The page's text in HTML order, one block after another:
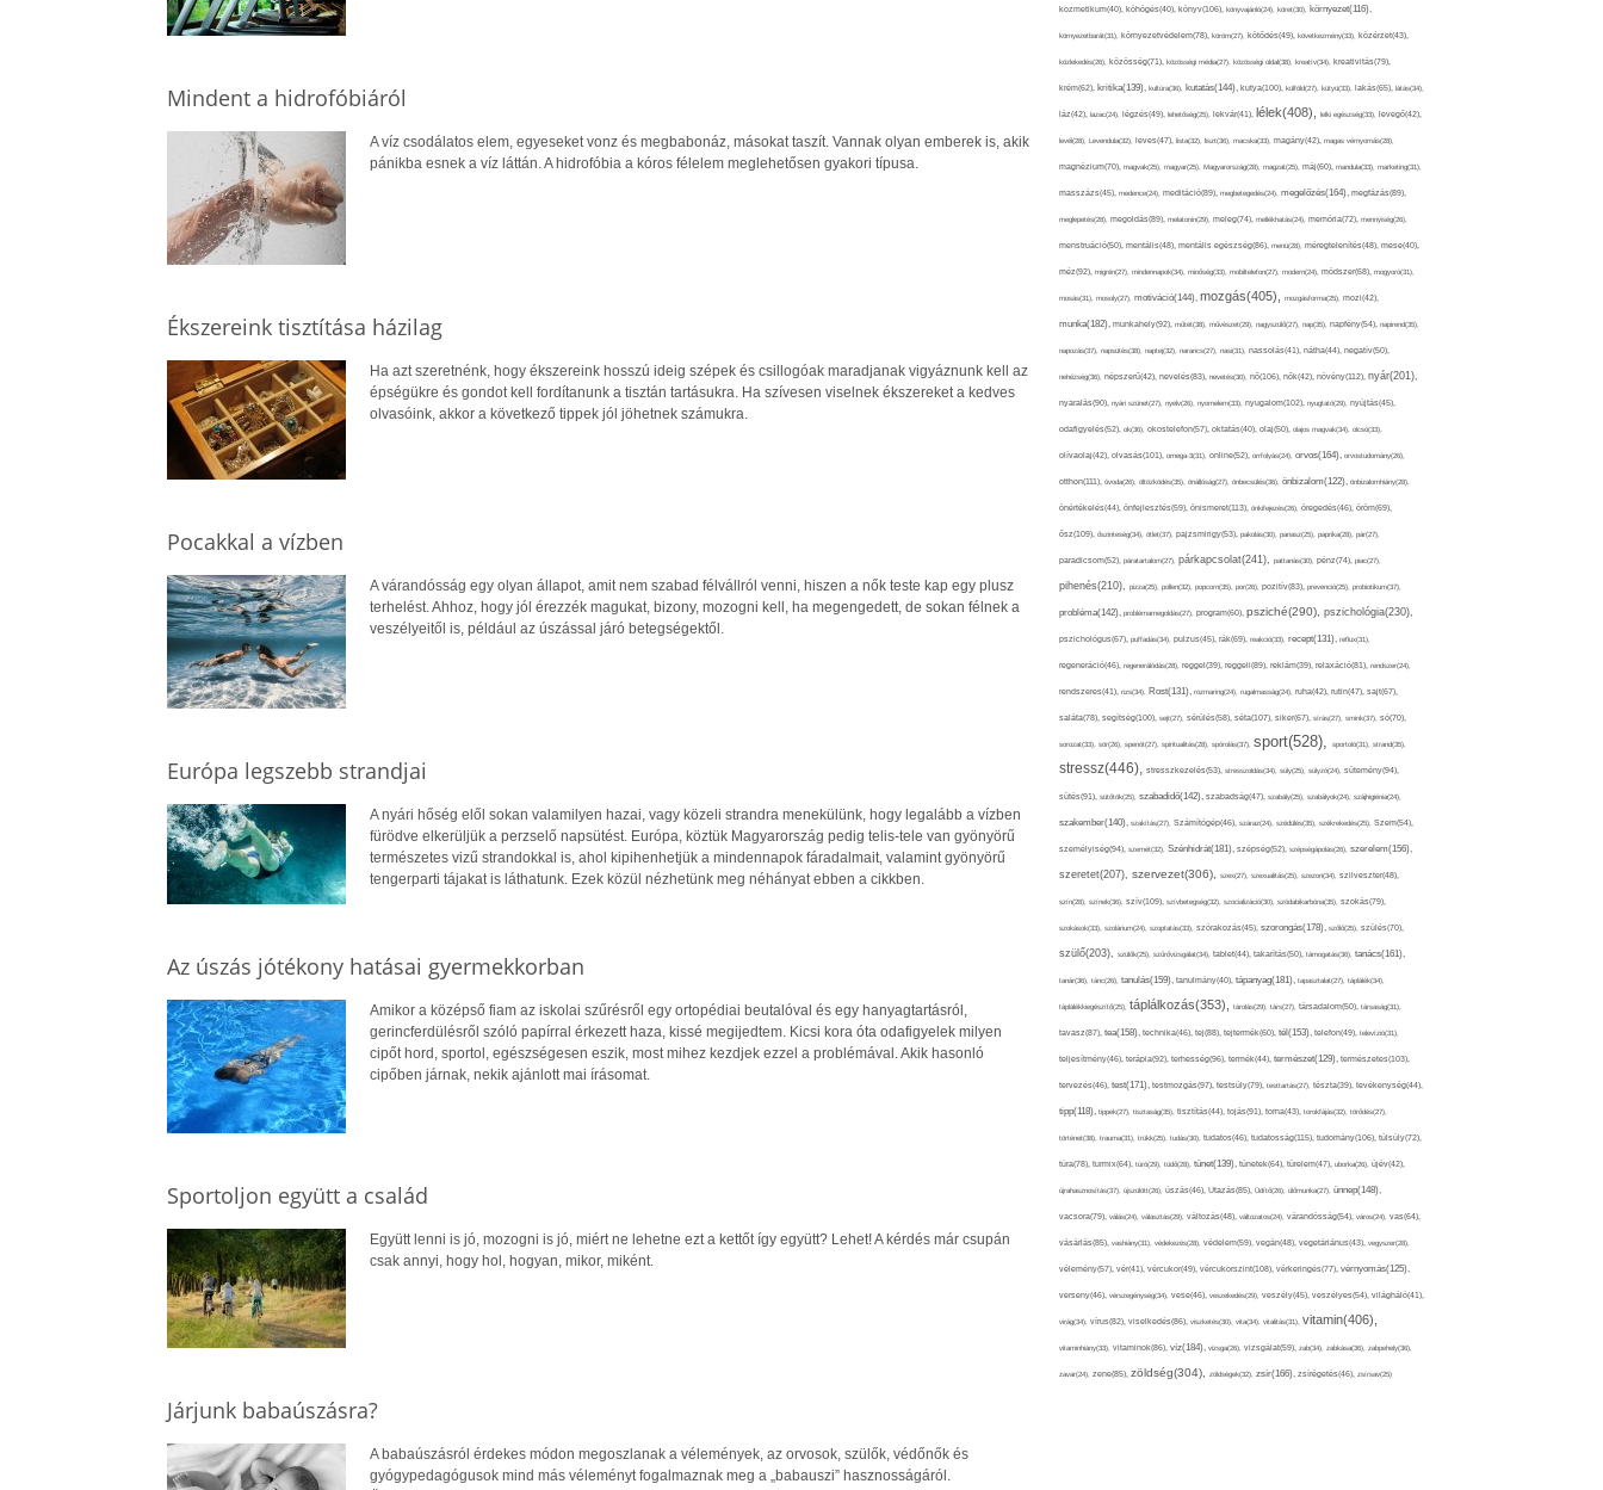
Mindent a hidrofóbiáról
A víz csodálatos elem, egyeseket vonz és megbabonáz, másokat taszít. Vannak olyan emberek is, akik
pánikba esnek a víz láttán. A hidrofóbia a kóros félelem meglehetősen gyakori típusa.
Ékszereink tisztítása házilag
Ha azt szeretnénk, hogy ékszereink hosszú ideig szépek és csillogóak maradjanak vigyáznunk kell az
épségükre és gondot kell fordítanunk a tisztán tartásukra. Ha szívesen viselnek ékszereket a kedves
olvasóink, akkor a következő tippek jól jöhetnek számukra.
Pocakkal a vízben
A várandósság egy olyan állapot, amit nem szabad félvállról venni, hiszen a nők teste kap egy plusz
terhelést. Ahhoz, hogy jól érezzék magukat, bizony, mozogni kell, ha megengedett, de sokan félnek a
veszélyeitől is, például az úszással járó betegségektől.
Európa legszebb strandjai
A nyári hőség elől sokan valamilyen hazai, vagy közeli strandra menekülünk, hogy legalább a vízben
fürödve elkerüljük a perzselő napsütést. Európa, köztük Magyarország pedig telis-tele van gyönyörű
természetes vizű strandokkal is, ahol kipihenhetjük a mindennapok fáradalmait, valamint gyönyörű
tengerparti tájakat is láthatunk. Ezek közül nézhetünk meg néhányat ebben a cikkben.
Az úszás jótékony hatásai gyermekkorban
Amikor a középső fiam az iskolai szűrésről egy ortopédiai beutalóval és egy hanyagtartásról,
gerincferdülésről szóló papírral érkezett haza, kissé megijedtem. Kicsi kora óta odafigyelek milyen
cipőt hord, sportol, egészségesen eszik, most mihez kezdjek ezzel a problémával. Akik hasonló
cipőben járnak, nekik ajánlott mai írásomat.
Sportoljon együtt a család
Együtt lenni is jó, mozogni is jó, miért ne lehetne ezt a kettőt így együtt? Lehet! A kérdés már csupán
csak annyi, hogy hol, hogyan, mikor, miként.
Járjunk babaúszásra?
A babaúszásról érdekes módon megoszlanak a vélemények, az orvosok, szülők, védőnők és
gyógypedagógusok mind más véleményt fogalmaznak meg a „babauszi” hasznosságáról.
kozmetikum(40), köhögés(40), könyv(106), könyvajánló(24), köret(30), környezet(116),
környezetbarát(31), környezetvédelem(78), köröm(27), kötődés(49), következmény(33), közérzet(43),
közlekedés(26), közösség(71), közösségi média(27), közösségi oldal(38), kreatív(34), kreativitás(79),
krém(62), kritika(139), kultúra(36), kutatás(144), kutya(100), külföld(27), kütyü(33), lakás(65), látás(34),
láz(42), lazac(24), légzés(49), lehetőség(25), lekvár(41), lélek(408), lelki egészség(33), levegő(42),
levél(28), Levendula(32), leves(47), lista(32), liszt(36), macska(33), magány(42), magas vérnyomás(28),
magnézium(70), magvak(25), magyar(25), Magyarország(28), magzat(25), máj(60), mandula(33), marketing(31),
masszázs(45), medence(24), meditáció(89), megbetegedés(24), megelőzés(164), megfázás(89),
meglepetés(28), megoldás(89), melatonin(29), meleg(74), mellékhatás(24), memória(72), mennyiség(26),
menstruáció(50), mentális(48), mentális egészség(86), menü(28), méregtelenítés(48), mese(40),
méz(92), migrén(27), mindennapok(34), minőség(33), mobiltelefon(27), modern(24), módszer(68), mogyoró(31),
mosás(31), mosoly(27), motiváció(144), mozgás(405), mozgásforma(25), mozi(42),
munka(182), munkahely(92), műtét(38), művészet(29), nagyszülő(27), nap(35), napfény(54), napirend(35),
napozás(37), napsütés(38), naptej(32), narancs(27), nasi(31), nassolás(41), nátha(44), negatív(50),
nehézség(36), népszerű(42), nevelés(83), nevetés(30), nő(106), nők(42), növény(112), nyár(201),
nyaralás(90), nyári szünet(27), nyelv(26), nyomelem(33), nyugalom(102), nyugtató(29), nyújtás(45),
odafigyelés(52), ok(36), okostelefon(57), oktatás(40), olaj(50), olajos magvak(34), olcsó(33),
olívaolaj(42), olvasás(101), omega-3(31), online(52), orrfolyás(24), orvos(164), orvostudomány(26),
otthon(111), óvoda(26), öltözködés(35), önállóság(27), önbecsülés(36), önbizalom(122), önbizalomhiány(28),
önértékelés(44), önfejlesztés(59), önismeret(113), önkifejezés(26), öregedés(46), öröm(69),
ősz(109), őszinteség(34), ötlet(37), pajzsmirigy(53), pakolás(30), panasz(25), paprika(28), pár(27),
paradicsom(52), páratartalom(27), párkapcsolat(241), pattanás(30), pénz(74), piac(27),
pihenés(210), pizza(25), pollen(32), popcorn(35), por(26), pozitív(83), prevenció(25), probiotikum(37),
probléma(142), problémamegoldás(27), program(60), psziché(290), pszichológia(230),
pszichológus(67), puffadás(34), pulzus(45), rák(69), reakció(33), recept(131), reflux(31),
regeneráció(46), regenerálódás(28), reggel(39), reggeli(89), reklám(39), relaxáció(81), rendszer(24),
rendszeres(41), rizs(34), Rost(131), rozmaring(24), rugalmasság(24), ruha(42), rutin(47), sajt(67),
saláta(78), segítség(100), sejt(27), sérülés(58), séta(107), siker(67), sírás(27), smink(37), só(70),
sorozat(33), sör(26), spenót(27), spiritualitás(28), spórolás(37), sport(528), sportoló(31), strand(35),
stressz(446), stresszkezelés(53), stresszoldás(34), súly(25), súlyzó(24), sütemény(94),
sütés(91), sütőtök(25), szabadidő(142), szabadság(47), szabály(25), szabályok(24), szájhigiénia(24),
szakember(140), szakítás(27), Számítógép(46), száraz(24), szédülés(35), székrekedés(25), Szem(54),
személyiség(94), szemét(32), Szénhidrát(181), szépség(52), szépségápolás(26), szerelem(156),
szeretet(207), szervezet(306), szex(27), szexualitás(25), szezon(34), szilveszter(48),
szín(28), színek(36), szív(109), szívbetegség(32), szocializáció(30), szódabikarbóna(35), szokás(79),
szokások(33), szolárium(24), szoptatás(33), szórakozás(45), szorongás(178), szőlő(25), szülés(70),
szülő(203), szülők(25), szűrővizsgálat(34), tablet(44), takarítás(50), támogatás(36), tanács(161),
tanár(36), tánc(26), tanulás(159), tanulmány(40), tápanyag(181), tapasztalat(27), táplálék(34),
táplálékkiegészítő(25), táplálkozás(353), tárolás(29), társ(27), társadalom(50), társaság(31),
tavasz(87), tea(158), technika(46), tej(88), tejtermék(60), tél(153), telefon(49), televízió(31),
teljesítmény(46), terápia(92), terhesség(96), termék(44), természet(129), természetes(103),
tervezés(46), test(171), testmozgás(97), testsúly(79), testtartás(27), tészta(39), tevékenység(44),
tipp(118), tippek(27), tisztaság(35), tisztítás(44), tojás(91), torna(43), torokfájás(32), törődés(27),
történet(38), trauma(31), trükk(25), tudás(30), tudatos(46), tudatosság(115), tudomány(106), túlsúly(72),
túra(78), turmix(64), túró(29), tüdő(28), tünet(139), tünetek(64), türelem(47), uborka(26), újév(42),
újrahasznosítás(37), újszülött(26), úszás(46), Utazás(85), Üdítő(26), ülőmunka(27), ünnep(148),
vacsora(79), válás(24), választás(29), változás(48), változatos(24), várandósság(54), város(24), vas(64),
vásárlás(85), vashiány(31), védekezés(28), védelem(59), vegán(48), vegetáriánus(43), vegyszer(28),
vélemény(57), vér(41), vércukor(49), vércukorszint(108), vérkeringés(77), vérnyomás(125),
verseny(46), vérszegénység(34), vese(46), veszekedés(29), veszély(45), veszélyes(54), világháló(41),
virág(34), vírus(82), viselkedés(86), viszketés(30), vita(34), vitalitás(31), vitamin(406),
vitaminhiány(33), vitaminok(86), víz(184), vizsga(26), vizsgálat(59), zab(34), zabkása(36), zabpehely(36),
zavar(24), zene(85), zöldség(304), zöldségek(32), zsír(166), zsírégetés(46), zsírsav(25)